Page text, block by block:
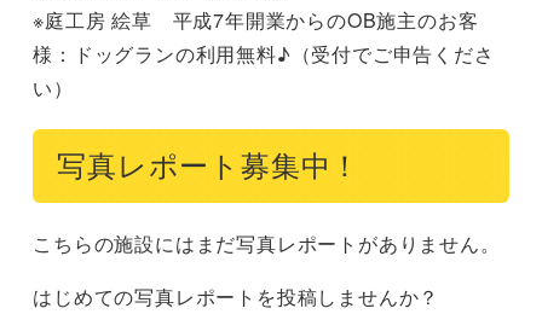
※庭工房 絵草　平成7年開業からのOB施主のお客
様：ドッグランの利用無料♪（受付でご申告くださ
い）
写真レポート募集中！
こちらの施設にはまだ写真レポートがありません。
はじめての写真レポートを投稿しませんか？